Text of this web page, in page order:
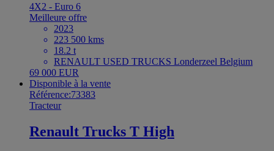
4X2 - Euro 6
Meilleure offre
2023
223 500 kms
18.2 t
RENAULT USED TRUCKS Londerzeel Belgium
69 000 EUR
Disponible à la vente
Référence:73383
Tracteur
Renault Trucks T High